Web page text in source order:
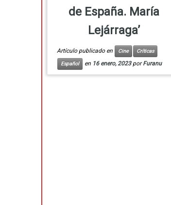
de España. María
Lejárraga’
Artículo publicado en Cine
Críticas
Español
en 16 enero, 2023 porFuranu